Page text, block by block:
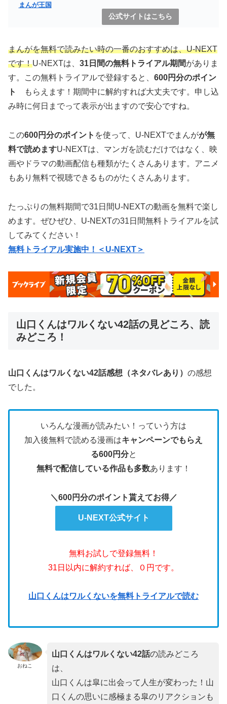
まんが王国
公式サイトはこちら
まんがを無料で読みたい時の一番のおすすめは、U-NEXT
です！U-NEXTは、 31日間の無料トライアル期間がありま
す。この無料トライアルで登録すると、 600円分のポイン
ト
もらえます！期間中に解約すれば大丈夫です。申し込
み時に何日までって表示が出ますので安心ですね。
この600円分のポイント を使って、U-NEXTでまんがが無
料で読めますU-NEXTは、マンガを読むだけではなく、映
画やドラマの動画配信も種類がたくさんあります。アニメ
もあり無料で視聴できるものがたくさんあります。
たっぷりの無料期間で31日間U-NEXTの動画を無料で楽し
めます。ぜひぜひ、U-NEXTの31日間無料トライアルを試
してみてください！
無料トライアル実施中！＜U-NEXT＞
山口くんはワルくない42話の見どころ、読
みどころ！
山口くんはワルくない42話感想（ネタバレあり） の感想
でした。
いろんな漫画が読みたい！っていう方は
加入後無料で読める漫画はキャンペーンでもらえ
る600円分と
無料で配信している作品も多数あります！
＼600円分のポイント貰えてお得／
U-NEXT公式サイト
無料お試しで登録無料！
31日以内に解約すれば、０円です。
山口くんはワルくないを無料トライアルで読む
おねこ
山口くんはワルくない42話の読みどころ
は、
山口くんは皐に出会って人生が変わった！山
口くんの思いに感極まる皐のリアクションも